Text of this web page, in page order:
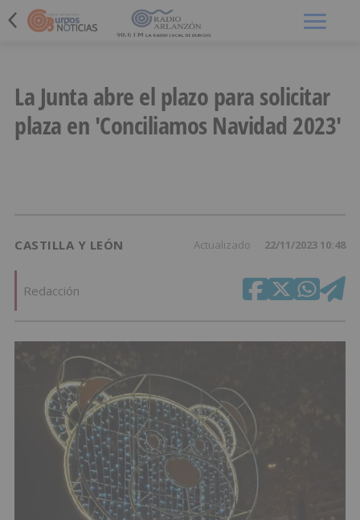
La Junta abre el plazo para solicitar
plaza en 'Conciliamos Navidad 2023'
CASTILLA Y LEÓN Actualizado 22/11/2023 10:48
Redacción